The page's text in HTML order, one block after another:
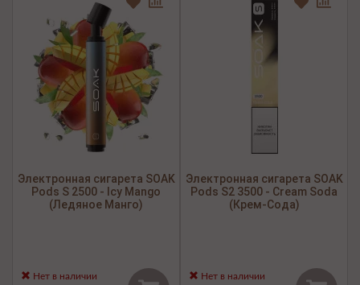
Электронная сигарета SOAK
Pods S 2500 - Icy Mango
(Ледяное Манго)
Нет в наличии
Электронная сигарета SOAK
Pods S2 3500 - Cream Soda
(Крем-Сода)
Нет в наличии